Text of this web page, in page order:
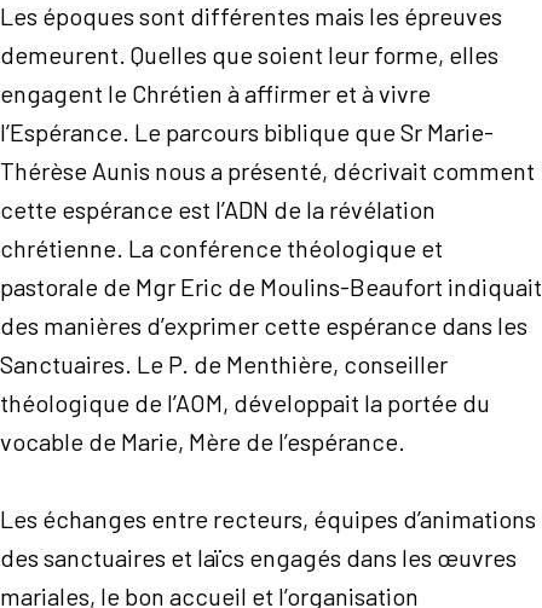
Les époques sont différentes mais les épreuves
demeurent. Quelles que soient leur forme, elles
engagent le Chrétien à affirmer et à vivre
l’Espérance. Le parcours biblique que Sr Marie-
Thérèse Aunis nous a présenté, décrivait comment
cette espérance est l’ADN de la révélation
chrétienne. La conférence théologique et
pastorale de Mgr Eric de Moulins-Beaufort indiquait
des manières d’exprimer cette espérance dans les
Sanctuaires. Le P. de Menthière, conseiller
théologique de l’AOM, développait la portée du
vocable de Marie, Mère de l’espérance.
Les échanges entre recteurs, équipes d’animations
des sanctuaires et laïcs engagés dans les œuvres
mariales, le bon accueil et l’organisation